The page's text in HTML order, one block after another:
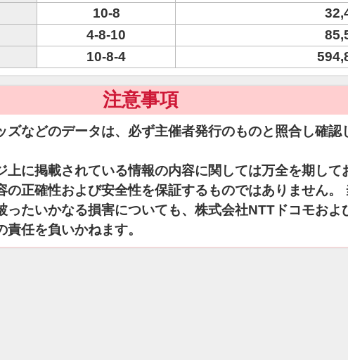
10-8
4-8-10
10-8-4
注意事項
ズなどのデータは、必ず主催者発行のものと照合し確認
上に掲載されている情報の内容に関しては万全を期して
の正確性および安全性を保証するものではありません。
ったいかなる損害についても、株式会社NTTドコモおよ
任を負いかねます。